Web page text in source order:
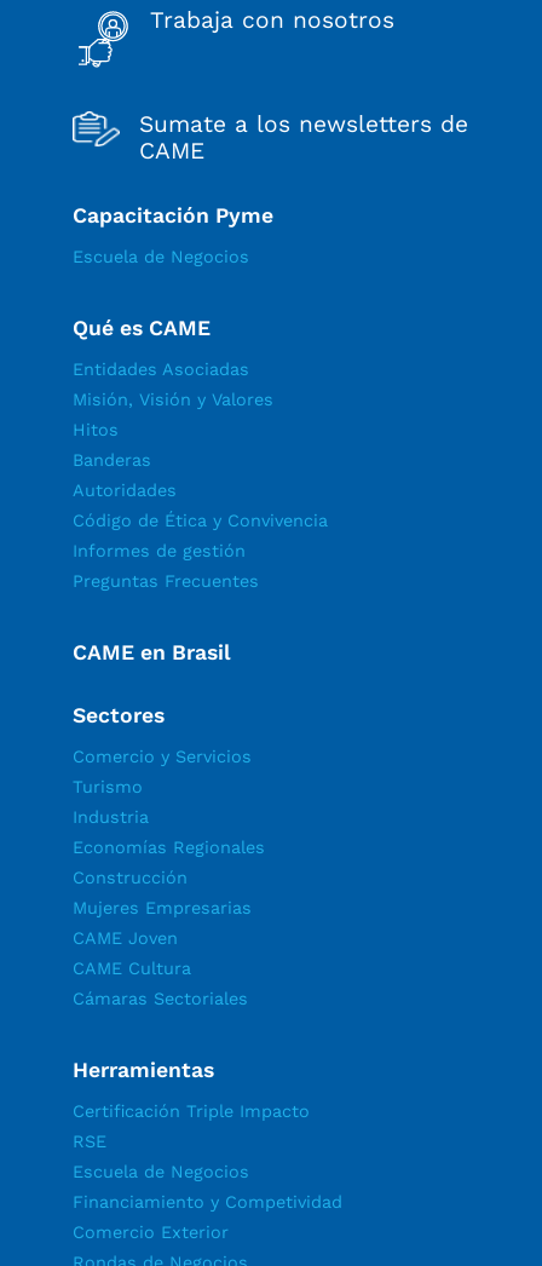
Trabaja con nosotros
Sumate a los newsletters de
CAME
Capacitación Pyme
Escuela de Negocios
Qué es CAME
Entidades Asociadas
Misión, Visión y Valores
Hitos
Banderas
Autoridades
Código de Ética y Convivencia
Informes de gestión
Preguntas Frecuentes
CAME en Brasil
Sectores
Comercio y Servicios
Turismo
Industria
Economías Regionales
Construcción
Mujeres Empresarias
CAME Joven
CAME Cultura
Cámaras Sectoriales
Herramientas
Certificación Triple Impacto
RSE
Escuela de Negocios
Financiamiento y Competividad
Comercio Exterior